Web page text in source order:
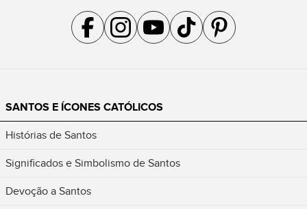
Acompanhe a gente no Facebook
Acompanhe a gente no Instagram
Acompanhe a gente no YouTube
Acompanhe a gente no TikTok
Acompanhe a gente no
SANTOS E ÍCONES CATÓLICOS
Histórias de Santos
Significados e Simbolismo de Santos
Devoção a Santos